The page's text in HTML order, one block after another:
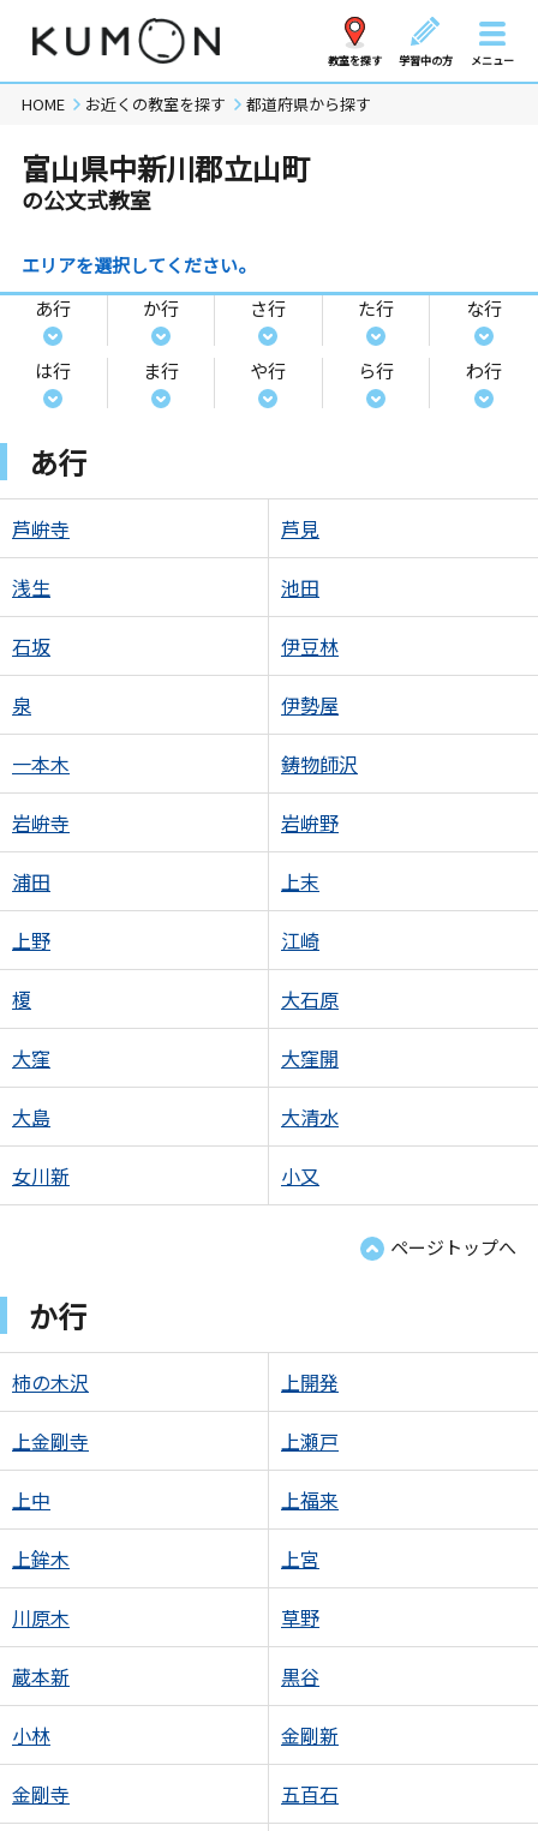
教室を探す 学習中の方 メニュー
HOME お近くの教室を探す 都道府県から探す
富山県中新川郡立山町
の公文式教室
エリアを選択してください。
あ行
か行 さ行 た行 な行
は行 ま行 や行 ら行 わ行
あ行
芦峅寺 芦見
浅生 池田
石坂 伊豆林
泉 伊勢屋
一本木 鋳物師沢
岩峅寺 岩峅野
浦田 上末
上野 江崎
榎 大石原
大窪 大窪開
大島 大清水
女川新 小又
ページトップへ
か行
柿の木沢 上開発
上金剛寺 上瀬戸
上中 上福来
上鉾木 上宮
川原木 草野
蔵本新 黒谷
小林 金剛新
金剛寺 五百石